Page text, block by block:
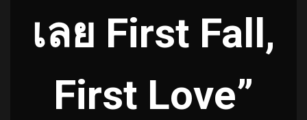
เลย First Fall,
First Love”